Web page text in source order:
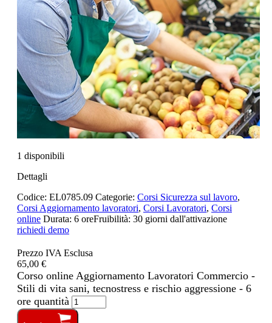
1 disponibili
Dettagli
Codice: EL0785.09 Categorie: Corsi Sicurezza sul lavoro,
Corsi Aggiornamento lavoratori, Corsi Lavoratori, Corsi
online Durata: 6 oreFruibilità: 30 giorni dall'attivazione
richiedi demo
Prezzo IVA Esclusa
65,00 €
Corso online Aggiornamento Lavoratori Commercio -
Stili di vita sani, tecnostress e rischio aggressione - 6
ore quantità